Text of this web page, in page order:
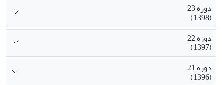
دوره 23
(1398)
دوره 22
(1397)
دوره 21
(1396)